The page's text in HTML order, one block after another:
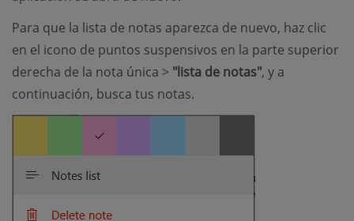
Para que la lista de notas aparezca de nuevo, haz clic
en el icono de puntos suspensivos en la parte superior
derecha de la nota única > "lista de notas", y a
continuación, busca tus notas.